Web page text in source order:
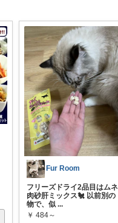
Fur Room
フリーズドライ2品目はムネ
肉砂肝ミックス🐔 以前別の
物で、似 ...
￥ 484～